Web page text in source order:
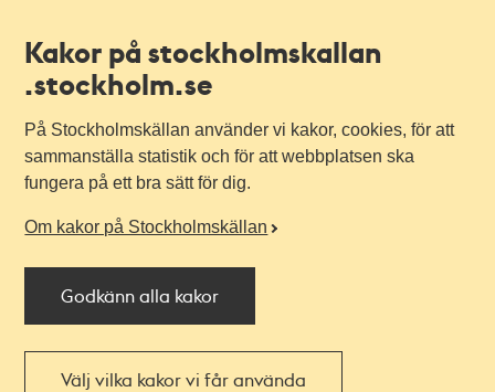
Kakor på stockholmskallan
.stockholm.se
På Stockholmskällan använder vi kakor, cookies, för att
sammanställa statistik och för att webbplatsen ska
fungera på ett bra sätt för dig.
Om kakor på Stockholmskällan
Godkänn alla kakor
Välj vilka kakor vi får använda